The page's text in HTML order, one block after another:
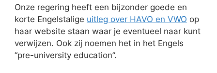
Onze regering heeft een bijzonder goede en
korte Engelstalige uitleg over HAVO en VWO op
haar website staan waar je eventueel naar kunt
verwijzen. Ook zij noemen het in het Engels
“pre-university education”.